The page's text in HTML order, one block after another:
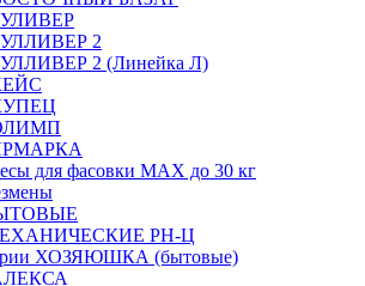
2
2 (Линейка Л)
для фасовки MAX до 30 кг
РН-Ц
ХОЗЯЮШКА (бытовые)